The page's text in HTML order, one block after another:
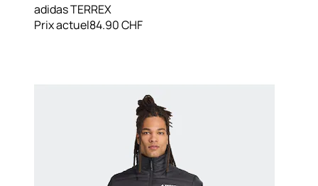
adidas TERREX
Prix actuel84.90 CHF